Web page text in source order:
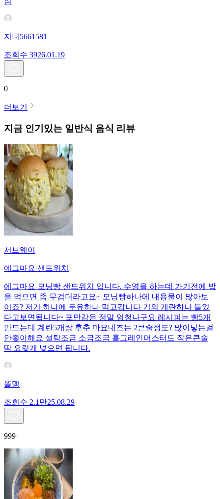
지니5661581
조회수 3926.01.19
0
더보기
지금 인기있는 일반식 음식 리뷰
서브웨이
에그마요 샌드위치
에그마요 모닝빵 샌드위치 입니다. 수영을 하는데 가기전에 밥
을 먹으면 좀 무겁더라고요~ 모닝빵하나에 내용물이 많아보
이죠? 저거 하나에 두유하나 먹고갑니다 거의 계란하나 들었
다고보면됩니다~ 포만감은 정말 엄청나구요 레시피는 빵5개
만드는데 계란5개랑 후추 마요네즈는 2큰술정도? 많이넣는걸
안좋아해요 설탕조금 소금조금 홀그레인머스터드 작은큰술
딱 요렇게 넣으면 됩니다.
똘맹
조회수 2.1만25.08.29
999+